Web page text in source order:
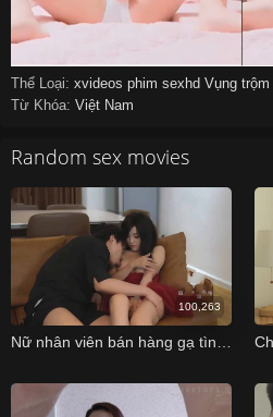
Thể Loại: xvideos phim sexhd Vụng trộm
Từ Khóa: Việt Nam
Random sex movies
Nữ nhân viên bán hàng gạ tình khách để được chốt đơn
100,263